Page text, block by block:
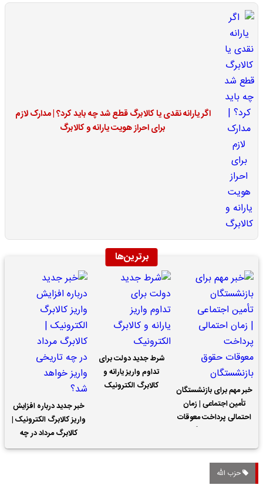
اگر یارانه نقدی یا کالابرگ قطع شد چه باید کرد؟ | مدارک لازم
برای احراز هویت یارانه و کالابرگ
برترین‌ها
خبر مهم برای بازنشستگان
تأمین اجتماعی | زمان
احتمالی پرداخت معوقات
شرط جدید دولت برای
تداوم واریز یارانه و
کالابرگ الکترونیک
خبر جدید درباره افزایش
واریز کالابرگ الکترونیک |
کالابرگ مرداد در چه
تاریخی واریز خواهد شد؟
حزب الله